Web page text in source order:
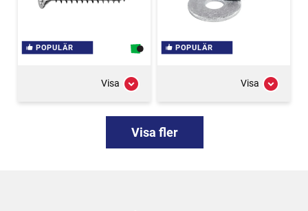
POPULÄR
Visa
POPULÄR
Visa
Visa fler